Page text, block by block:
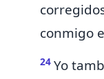
conmigo
24 Yo